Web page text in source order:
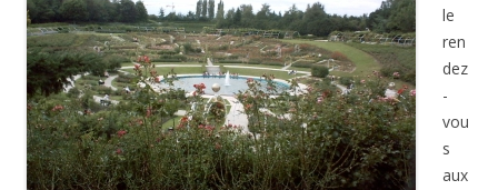
le
ren
dez
-
vou
s
aux